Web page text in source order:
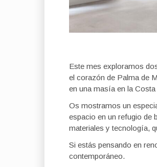
Este mes exploramos
el corazón de Palma de
en una masía en la
Os mostramos un
espacio en un refugio de
materiales y tecnología,
Si estás pensando en
contemporáneo.